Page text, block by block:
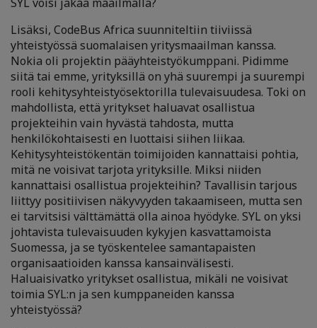
Lisäksi, CodeBus Africa suunniteltiin tiiviissä
yhteistyössä suomalaisen yritysmaailman kanssa.
Nokia oli projektin pääyhteistyökumppani. Pidimme
siitä tai emme, yrityksillä on yhä suurempi ja suurempi
rooli kehitysyhteistyösektorilla tulevaisuudesa. Toki on
mahdollista, että yritykset haluavat osallistua
projekteihin vain hyvästä tahdosta, mutta
henkilökohtaisesti en luottaisi siihen liikaa.
Kehitysyhteistökentän toimijoiden kannattaisi pohtia,
mitä ne voisivat tarjota yrityksille. Miksi niiden
kannattaisi osallistua projekteihin? Tavallisin tarjous
liittyy positiivisen näkyvyyden takaamiseen, mutta sen
ei tarvitsisi välttämättä olla ainoa hyödyke. SYL on yksi
johtavista tulevaisuuden kykyjen kasvattamoista
Suomessa, ja se työskentelee samantapaisten
organisaatioiden kanssa kansainvälisesti.
Haluaisivatko yritykset osallistua, mikäli ne voisivat
toimia SYL:n ja sen kumppaneiden kanssa
yhteistyössä?